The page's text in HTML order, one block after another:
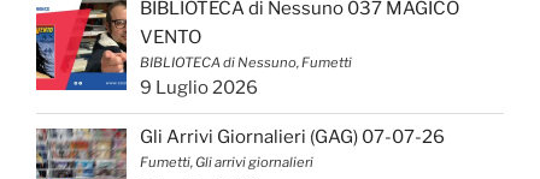
BIBLIOTECA di Nessuno 037 MAGICO
VENTO
BIBLIOTECA di Nessuno, Fumetti
9 Luglio 2026
Gli Arrivi Giornalieri (GAG) 07-07-26
Fumetti, Gli arrivi giornalieri